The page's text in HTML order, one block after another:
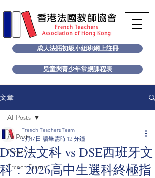
成人法語初級小組班網上註冊
兒童與青少年常規課程表
文章
All Posts
French B
French Exams
All Posts
DSE法文科 vs DSE西班牙文
科：2026高中生選科終極指
French Teachers Team
5月17日 讀畢需時 12 分鐘